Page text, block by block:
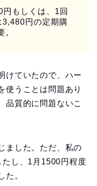
もしくは、1回
3,480円の定期購
。
けていたので、ハー
使うことは問題あり
品質的に問題ないこ
ました。ただ、私の
し、1月1500円程度
た。